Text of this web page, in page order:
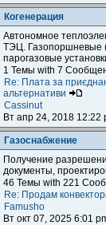
Когенерация
Автономное
ТЭЦ. Газопоршневые
парогазовые
1 Темы with 7
Re: Плата за
альтернативи
Cassinut
Вт апр 24, 2018 12:22
Газоснабжение
Получение
документы,
46 Темы with 221
Re: Продам
Famusho
Вт окт 07, 2025 6:01